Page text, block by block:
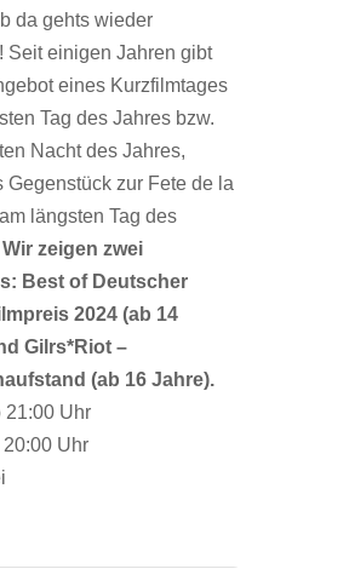
da gehts wieder
Seit einigen Jahren gibt
eines Kurzfilmtages
Tag des Jahres bzw.
Nacht des Jahres,
Gegenstück zur Fete de la
längsten Tag des
Wir zeigen zwei
Best of Deutscher
2024 (ab 14
Gilrs*Riot –
(ab 16 Jahre).
21:00 Uhr
Uhr